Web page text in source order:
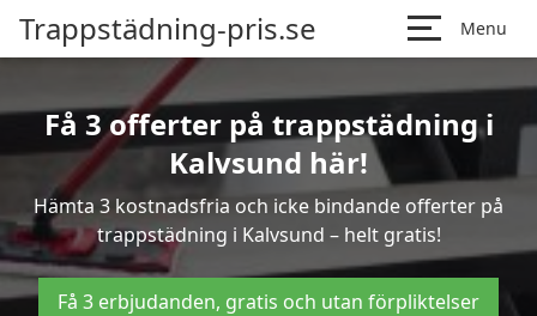
Trappstädning-pris.se Menu
Få 3 offerter på trappstädning i
Kalvsund här!
Hämta 3 kostnadsfria och icke bindande offerter på
trappstädning i Kalvsund – helt gratis!
Få 3 erbjudanden, gratis och utan förpliktelser